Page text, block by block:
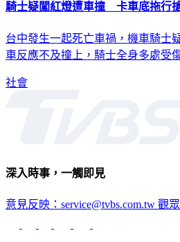
騎士疑闖紅燈遭車撞 卡車底拖行
台中發生一起死亡車禍，機車騎士
車反應不及撞上，騎士全身多處受
社會
深入時事，一觸即見
意見反映：service@tvbs.com.tw 觀